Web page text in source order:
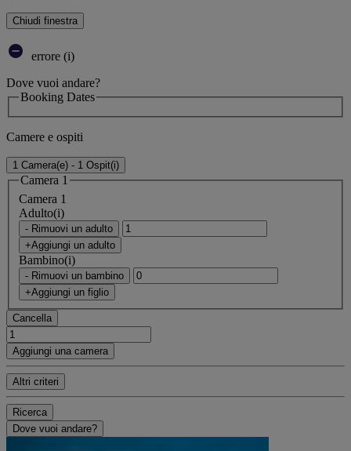
Chiudi finestra
errore (i)
Dove vuoi andare?
Booking Dates
Camere e ospiti
1 Camera(e) - 1 Ospit(i)
Camera 1
Camera 1
Adulto(i)
- Rimuovi un adulto
+Aggiungi un adulto
Bambino(i)
- Rimuovi un bambino
+Aggiungi un figlio
Cancella
Aggiungi una camera
Altri criteri
Ricerca
Dove vuoi andare?